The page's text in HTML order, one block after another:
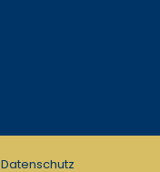
Datenschutz